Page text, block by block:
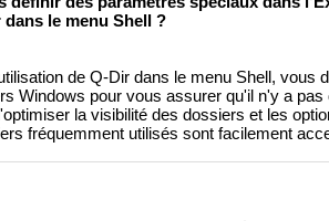
le menu Shell ?
de Q-Dir dans le menu Shell, vous
Windows pour vous assurer qu'il n'y a
la visibilité des dossiers et les
fréquemment utilisés sont facilement